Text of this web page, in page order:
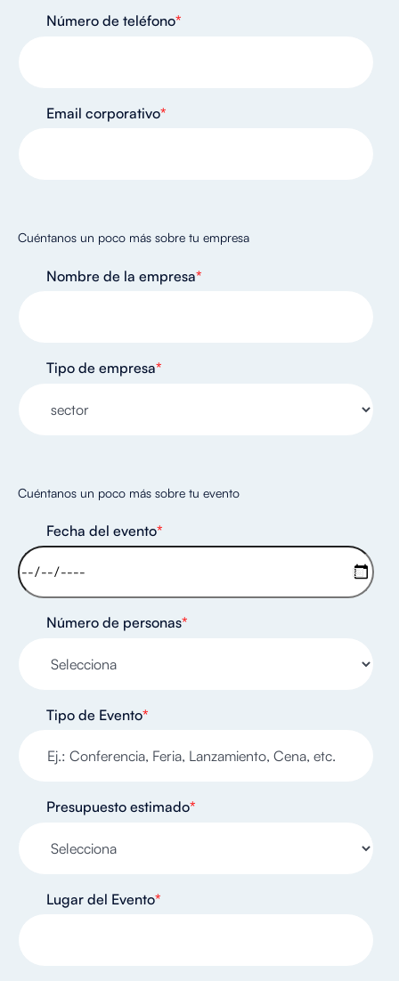
Número de teléfono*
Email corporativo*
Cuéntanos un poco más sobre tu empresa
Nombre de la empresa*
Tipo de empresa*
Cuéntanos un poco más sobre tu evento
Fecha del evento*
Número de personas*
Tipo de Evento*
Presupuesto estimado*
Lugar del Evento*